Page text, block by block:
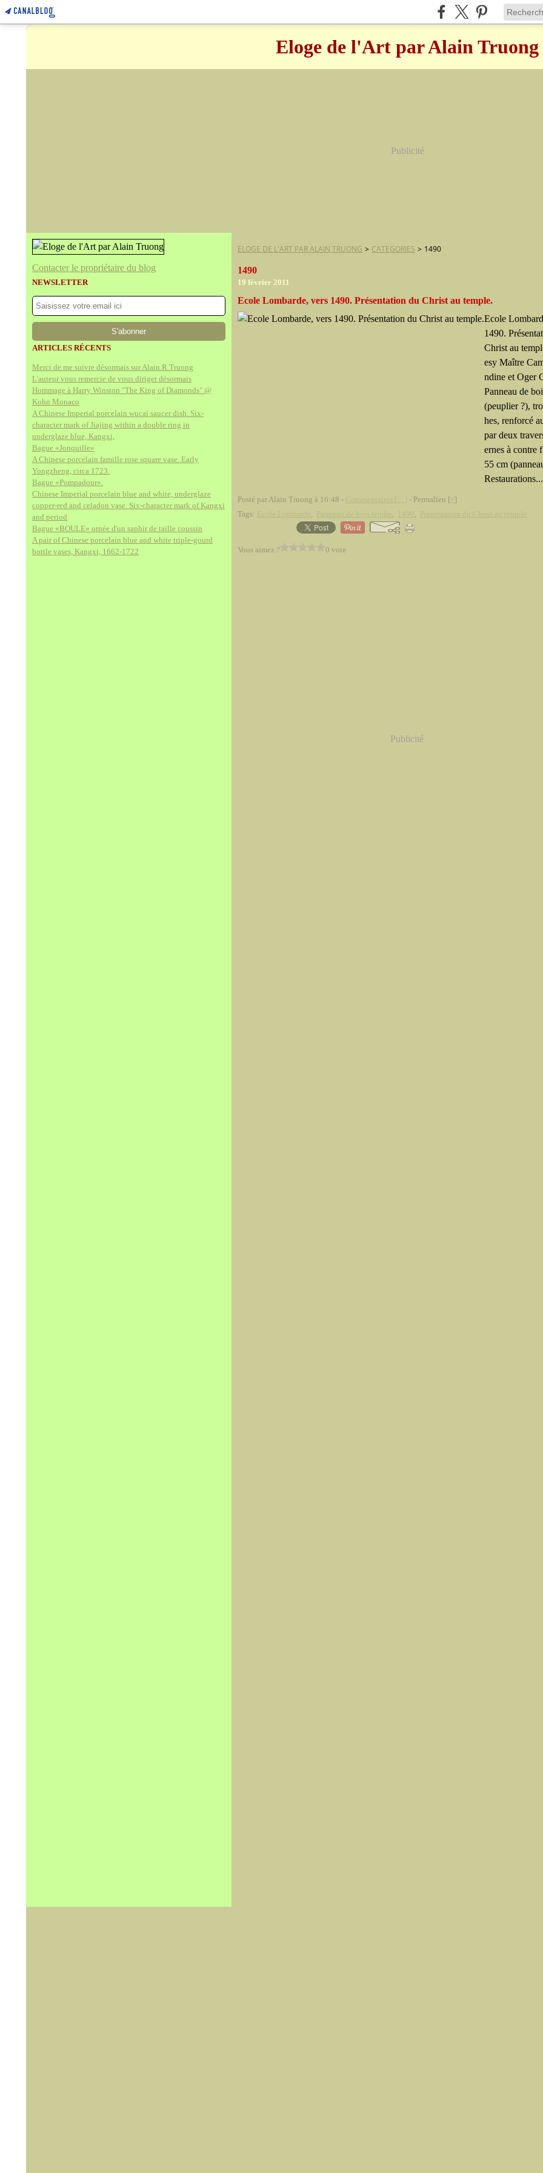
Eloge de l'Art par Alain Truong
Publicité
Contacter le propriétaire du blog
NEWSLETTER
ARTICLES RÉCENTS
Merci de me suivre désormais sur Alain.R.Truong
L'auteur vous remercie de vous diriger désormais
Hommage à Harry Winston "The King of Diamonds" @
Kohn Monaco
A Chinese Imperial porcelain wucai saucer dish. Six-
character mark of Jiajing within a double ring in
underglaze blue, Kangxi,
Bague «Jonquille»
A Chinese porcelain famille rose square vase. Early
Yongzheng, circa 1723.
Bague «Pompadour».
Chinese Imperial porcelain blue and white, underglaze
copper-red and celadon vase. Six-character mark of Kangxi
and period
Bague «BOULE» ornée d'un saphir de taille coussin
A pair of Chinese porcelain blue and white triple-gourd
bottle vases, Kangxi, 1662-1722
ELOGE DE L'ART PAR ALAIN TRUONG > CATEGORIES > 1490
1490
19 février 2011
Ecole Lombarde, vers 1490. Présentation du Christ au temple.
Ecole
1490.
Christ au
esy Maître
ndine et Oger
Panneau de
(peuplier ?),
hes, renforcé
par deux
ernes à contre
55 cm
Restaurations...
Posté par Alain Truong à 16:48 - - Permalien [ ]
Tags:
, , ,
Vous aimez ? 0 vote
Publicité